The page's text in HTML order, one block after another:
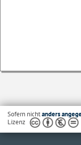
Sofern nichtanders
Lizenz